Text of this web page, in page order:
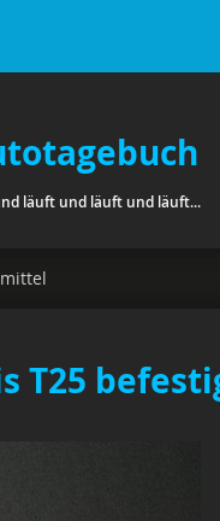
läuft und läuft und läuft...
T25